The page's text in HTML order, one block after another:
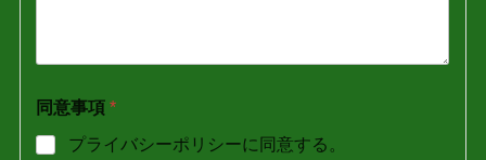
同意事項*
プライバシーポリシーに同意する。